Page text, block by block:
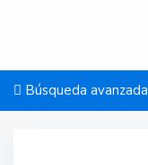
Búsqueda avanzada